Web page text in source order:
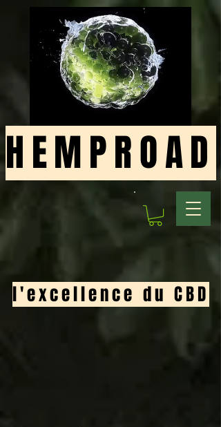
l'excellence du CBD
HEMPROAD